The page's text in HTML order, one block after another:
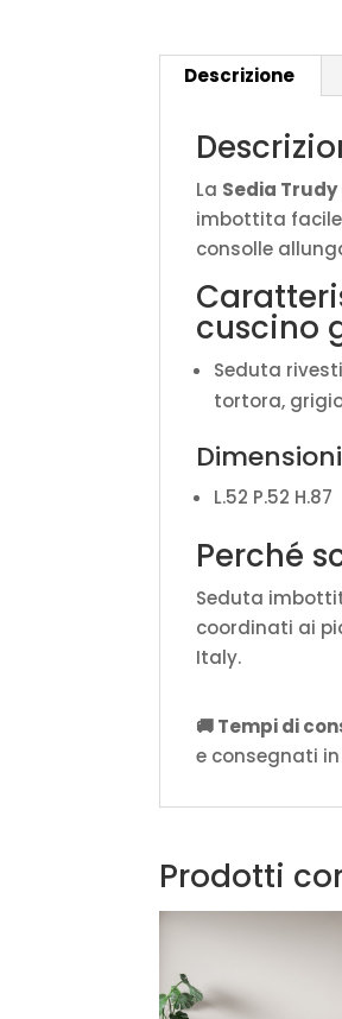
Descrizione
La Sedia
imbottita
consolle
cuscino
Seduta
tortora,
Dimensioni
L.52 P.52 H.87
Perché
Seduta
coordinati ai
Italy.
🚚 Tempi di
e consegnati
Prodotti